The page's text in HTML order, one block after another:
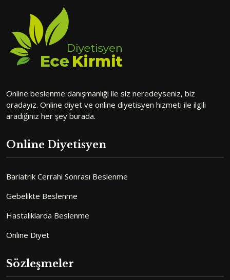
Online beslenme danışmanlığı ile siz neredeyseniz, biz
oradayız. Online diyet ve online diyetisyen hizmeti ile ilgili
aradığınız her şey burada.
Online Diyetisyen
Bariatrik Cerrahi Sonrası Beslenme
Gebelikte Beslenme
Hastalıklarda Beslenme
Online Diyet
Sözleşmeler